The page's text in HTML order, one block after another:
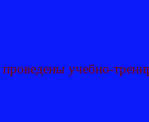
учебно-